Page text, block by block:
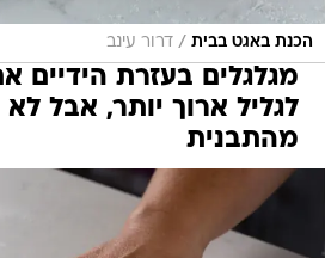
הכנת באגט בבית / דרור עינב
מגלגלים בעזרת הידיים
לגליל ארוך יותר, אבל לא
מהתבנית